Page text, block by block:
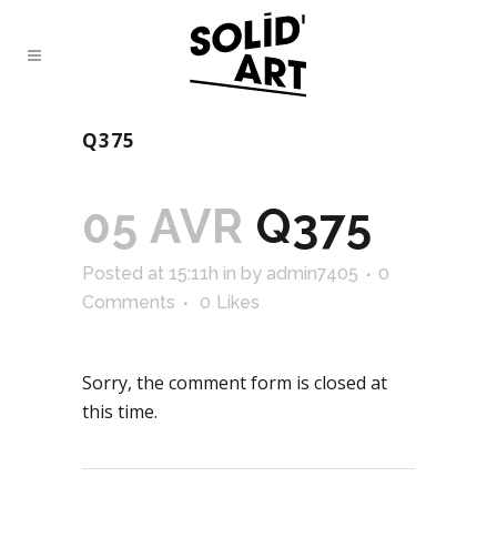
Q375
05 AVR Q375
Posted at 15:11h in by admin7405
0
Comments
0 Likes
Sorry, the comment form is closed at
this time.